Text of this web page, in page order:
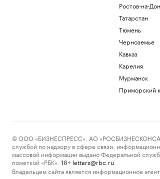
«Балтика» обыграла «Крылья Советов»
помощи Украине на «европейском
Ростов-на-
Татарстан
Тюмень
Черноземье
Кавказ
Карелия
Мурманск
Приморский
© ООО «БИЗНЕСПРЕСС», АО
службой по надзору в сфере связи,
массовой информации выдано Федеральной
пометкой «РБК».
18+ letters@rbc.ru
Владельцем сайта является информационное